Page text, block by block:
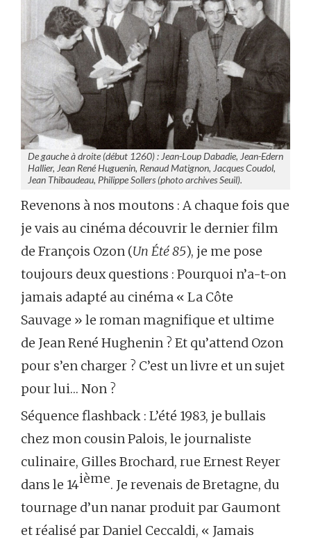
De gauche à droite (début 1260) : Jean-Loup Dabadie, Jean-Edern
Hallier, Jean René Huguenin, Renaud Matignon, Jacques Coudol,
Jean Thibaudeau, Philippe Sollers (photo archives Seuil).
Revenons à nos moutons : A chaque fois que
je vais au cinéma découvrir le dernier film
de François Ozon (Un Été 85), je me pose
toujours deux questions : Pourquoi n’a-t-on
jamais adapté au cinéma « La Côte
Sauvage » le roman magnifique et ultime
de Jean René Hughenin ? Et qu’attend Ozon
pour s’en charger ? C’est un livre et un sujet
pour lui… Non ?
Séquence flashback : L’été 1983, je bullais
chez mon cousin Palois, le journaliste
culinaire, Gilles Brochard, rue Ernest Reyer
dans le 14ième. Je revenais de Bretagne, du
tournage d’un nanar produit par Gaumont
et réalisé par Daniel Ceccaldi, « Jamais